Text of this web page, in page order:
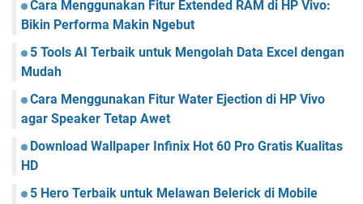
Cara Menggunakan Fitur Extended RAM di HP Vivo:
Bikin Performa Makin Ngebut
5 Tools AI Terbaik untuk Mengolah Data Excel dengan
Mudah
Cara Menggunakan Fitur Water Ejection di HP Vivo
agar Speaker Tetap Awet
Download Wallpaper Infinix Hot 60 Pro Gratis Kualitas
HD
5 Hero Terbaik untuk Melawan Belerick di Mobile